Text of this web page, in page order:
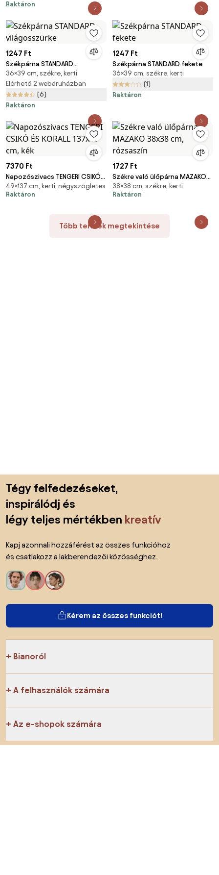
Raktáron
1247 Ft
Székpárna STANDARD
világosszürke
36×39 cm, székre, kerti
Elérhető 2 webáruházban
(6)
Raktáron
1247 Ft
Székpárna STANDARD fekete
36×39 cm, székre, kerti
(1)
Raktáron
7370 Ft
Napozószivacs TENGERI CSIKÓ
ÉS KORALL 137x49 cm, kék
49×137 cm, kerti, négyszögletes
Raktáron
1727 Ft
Székre való ülőpárna MAZAKO
38x38 cm, rózsaszín
38×38 cm, székre, kerti
Raktáron
Több termék megtekintése
Tégy felfedezéseket,
inspirálódj és
légy teljes mértékben kreatív
Kapj azonnali hozzáférést az összes funkcióhoz
és csatlakozz a lakberendezői közösséghez.
Kérem az összes funkciót!
Bianoról
A felhasználók számára
Az e-shopok számára